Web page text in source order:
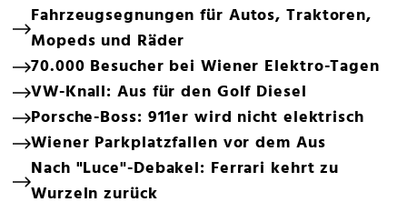
Fahrzeugsegnungen für Autos, Traktoren,
Mopeds und Räder
70.000 Besucher bei Wiener Elektro-Tagen
VW-Knall: Aus für den Golf Diesel
Porsche-Boss: 911er wird nicht elektrisch
Wiener Parkplatzfallen vor dem Aus
Nach "Luce"-Debakel: Ferrari kehrt zu
Wurzeln zurück